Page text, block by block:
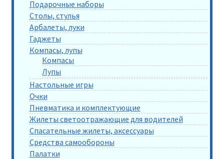
Подарочные наборы
Столы, стулья
Арбалеты, луки
Гаджеты
Компасы, лупы
Компасы
Лупы
Настольные игры
Очки
Пневматика и комплектующие
Жилеты светоотражающие для водителей
Спасательные жилеты, аксессуары
Средства самообороны
Палатки